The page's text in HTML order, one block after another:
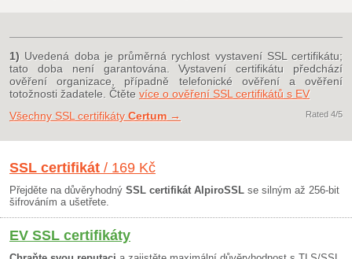
1) Uvedená doba je průměrná rychlost vystavení SSL certifikátu;
tato doba není garantována. Vystavení certifikátu předchází
ověření organizace, případně telefonické ověření a ověření
totožnosti žadatele. Čtěte více o ověření SSL certifikátů s EV
Rated 4/5
Všechny SSL certifikátyCertum →
SSL certifikát / 169 Kč
Přejděte na důvěryhodný SSL certifikát AlpiroSSL se silným až 256-bit
šifrováním a ušetřete.
EV SSL certifikáty